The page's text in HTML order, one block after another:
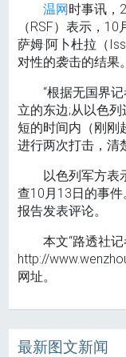
温网时事讯，
（RSF）表示，
萨姆·阿卜杜拉（
对性的袭击的结果。
“根据无国界
立的东边;从以色
短的时间内（刚刚
进行两次打击，清
以色列军方表
查10月13日的事
报告发表评论。
本文“路透社记
http://
网址。
最新图文新闻